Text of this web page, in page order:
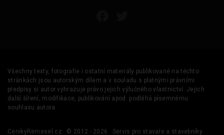
Všechny texty, fotografie i ostatní materiály publikované na těchto
stránkách jsou autorským dílem a v souladu s platnými právními
předpisy si autor vyhrazuje právo jejich výlučného vlastnictví. Jejich
další šíření, modifikace, publikování apod. podléhá písemnému
souhlasu autora.
CenikyRemesel.cz © 2012 - 2026 Servis pro stavaře a stavebníky